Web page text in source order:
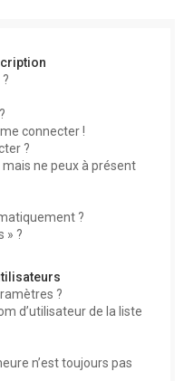
connecter !
?
mais ne peux à présent
?
» ?
?
d’utilisateur de la liste
n’est toujours pas